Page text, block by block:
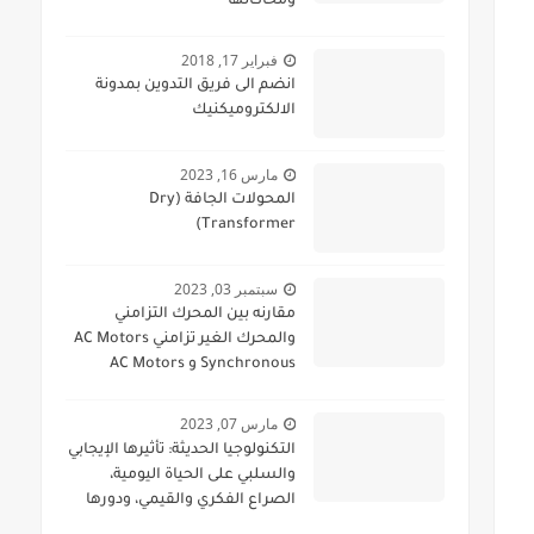
فبراير 17, 2018
انضم الى فريق التدوين بمدونة
الالكتروميكنيك
مارس 16, 2023
المحولات الجافة (Dry
Transformer)
سبتمبر 03, 2023
مقارنه بين المحرك التزامني
والمحرك الغير تزامني AC Motors
Synchronous و AC Motors
مارس 07, 2023
التكنولوجيا الحديثة: تأثيرها الإيجابي
والسلبي على الحياة اليومية،
الصراع الفكري والقيمي، ودورها